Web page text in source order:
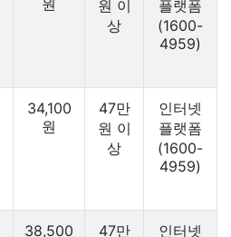
원
원 이
상
플랫폼
(1600-
4959)
34,100
원
47만
원 이
상
인터넷
플랫폼
(1600-
4959)
38,500
47만
인터넷